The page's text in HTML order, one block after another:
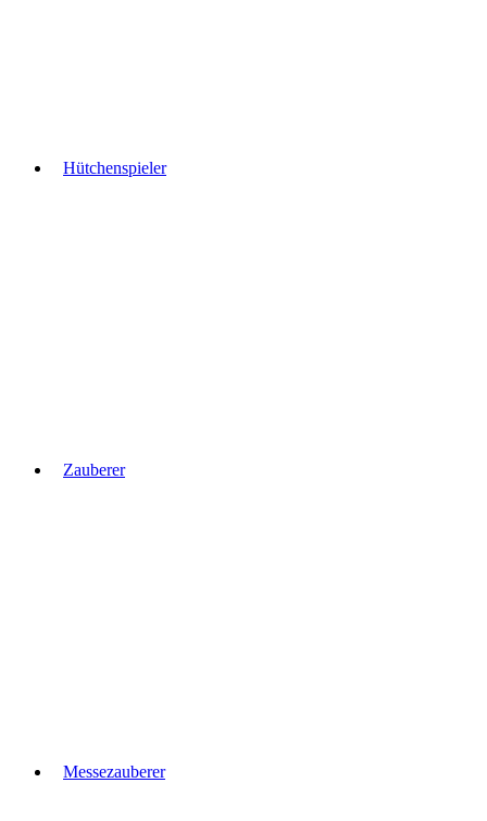
Hütchenspieler
Zauberer
Messezauberer